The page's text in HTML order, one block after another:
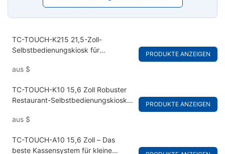
TC-TOUCH-K215 21,5-Zoll-
Selbstbedienungskiosk für
Scanner
aus $
PRODUKTE ANZEIGEN
TC-TOUCH-K10 15,6 Zoll Robuster
Restaurant-Selbstbedienungskiosk
aus $
PRODUKTE ANZEIGEN
TC-TOUCH-A10 15,6 Zoll – Das
beste Kassensystem für kleine